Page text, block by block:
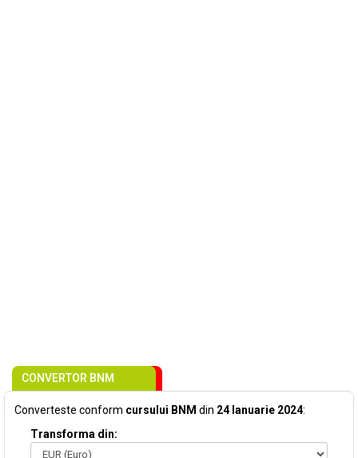
CONVERTOR BNM
Converteste conform cursului BNM din 24 Ianuarie 2024:
Transforma din: